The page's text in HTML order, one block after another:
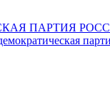
ПАРТИЯ